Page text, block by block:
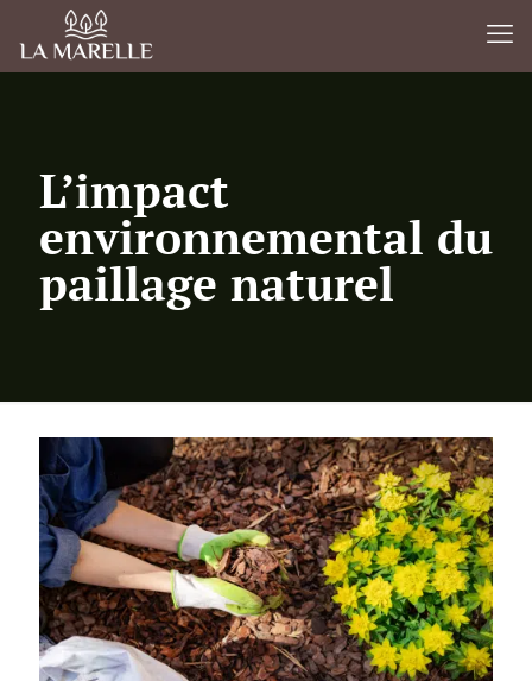
L’impact
environnemental du
paillage naturel